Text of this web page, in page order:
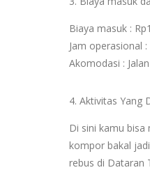
Biaya masuk :
Jam operasional
Akomodasi :
4. Aktivitas Yang
Di sini kamu
kompor bakal
rebus di Dataran